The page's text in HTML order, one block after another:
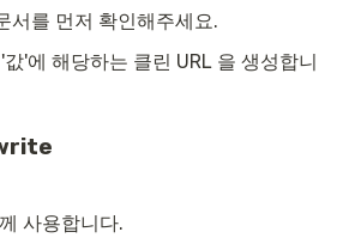
서를 먼저 확인해주세요.
'에 해당하는 클린 URL 을 생성합니
사용합니다.